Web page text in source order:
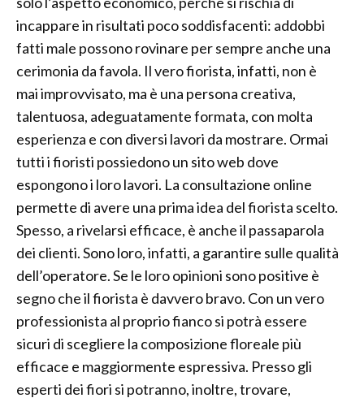
incappare in risultati poco soddisfacenti: addobbi
fatti male possono rovinare per sempre anche una
cerimonia da favola. Il vero fiorista, infatti, non è
mai improvvisato, ma è una persona creativa,
talentuosa, adeguatamente formata, con molta
esperienza e con diversi lavori da mostrare. Ormai
tutti i fioristi possiedono un sito web dove
espongono i loro lavori. La consultazione online
permette di avere una prima idea del fiorista scelto.
Spesso, a rivelarsi efficace, è anche il passaparola
dei clienti. Sono loro, infatti, a garantire sulle qualità
dell’operatore. Se le loro opinioni sono positive è
segno che il fiorista è davvero bravo. Con un vero
professionista al proprio fianco si potrà essere
sicuri di scegliere la composizione floreale più
efficace e maggiormente espressiva. Presso gli
esperti dei fiori si potranno, inoltre, trovare,